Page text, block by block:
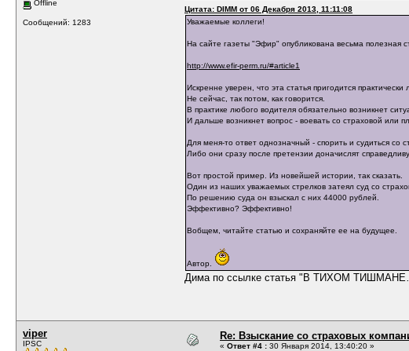
Offline
Сообщений: 1283
Цитата: DIMM от 06 Декабря 2013, 11:11:08
Уважаемые коллеги!
На сайте газеты "Эфир" опубликована весьма полезная
http://www.efir-perm.ru/#article1
Искренне уверен, что эта статья пригодится
Не сейчас, так потом, как говорится.
В практике любого водителя обязательно возникнет
И дальше возникнет вопрос - воевать со страховой или
Для меня-то ответ однозначный - спорить и судиться со
Либо они сразу после претензии доначислят
Вот простой пример. Из новейшей истории, так сказать.
Один из наших уважаемых стрелков затеял суд со
По решению суда он взыскал с них 44000 рублей.
Эффективно? Эффективно!
Вобщем, читайте статью и сохраняйте ее на будущее.
Автор.
Дима по ссылке статья "В ТИХОМ
viper
IPSC
Re: Взыскание со страховых
« Ответ #4 : 30 Января 2014, 13:40:20 »